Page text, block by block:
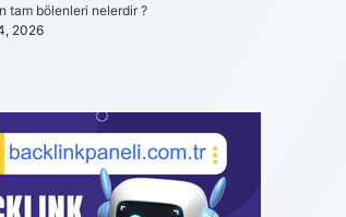
tam bölenleri nelerdir ?
2026